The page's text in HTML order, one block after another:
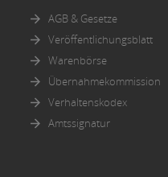
AGB & Gesetze
Veröffentlichungsblatt
Warenbörse
Übernahmekommission
Verhaltenskodex
Amtssignatur